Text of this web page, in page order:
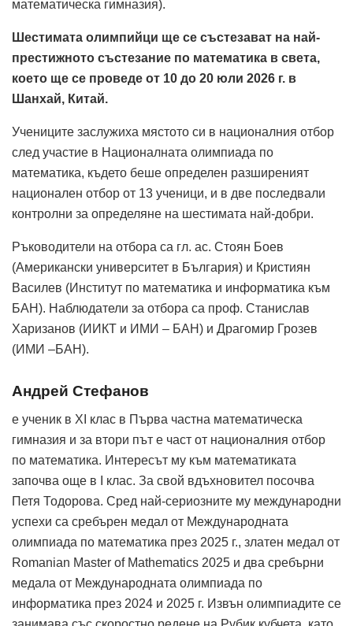
математическа гимназия).
Шестимата олимпийци ще се състезават на най-
престижното състезание по математика в света,
което ще се проведе от 10 до 20 юли 2026 г. в
Шанхай, Китай.
Учениците заслужиха мястото си в националния отбор
след участие в Националната олимпиада по
математика, където беше определен разширеният
национален отбор от 13 ученици, и в две последвали
контролни за определяне на шестимата най-добри.
Ръководители на отбора са гл. ас. Стоян Боев
(Американски университет в България) и Кристиян
Василев (Институт по математика и информатика към
БАН). Наблюдатели за отбора са проф. Станислав
Харизанов (ИИКТ и ИМИ – БАН) и Драгомир Грозев
(ИМИ –БАН).
Андрей Стефанов
е ученик в XI клас в Първа частна математическа
гимназия и за втори път е част от националния отбор
по математика. Интересът му към математиката
започва още в I клас. За свой вдъхновител посочва
Петя Тодорова. Сред най-сериозните му международни
успехи са сребърен медал от Международната
олимпиада по математика през 2025 г., златен медал от
Romanian Master of Mathematics 2025 и два сребърни
медала от Международната олимпиада по
информатика през 2024 и 2025 г. Извън олимпиадите се